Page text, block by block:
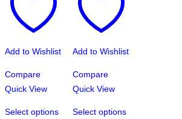
Add to Wishlist
Compare
Quick View
Select options
Add to Wishlist
Compare
Quick View
Select options